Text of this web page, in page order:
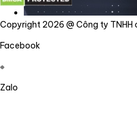
Copyright 2026 @ Công ty TNHH
Facebook
Zalo